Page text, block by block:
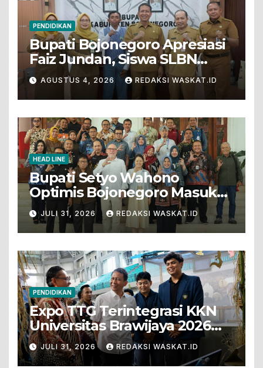
PENDIDIKAN
Bupati Bojonegoro Apresiasi
Faiz Jundan, Siswa SLBN
Gunungsari Baureno Masuk
LKS Diksus Tingkat Nasional
AGUSTUS 4, 2026 REDAKSI WASKAT.ID
HEAD LINE
Bupati Setyo Wahono
Optimis Bojonegoro Masuk
Unesco Global Geopark
JULI 31, 2026 REDAKSI WASKAT.ID
PENDIDIKAN
Expo TTG Terintegrasi KKN
Universitas Brawijaya 2026
Hadirkan Inovasi Peternakan
Untuk Bojonegoro
JULI 31, 2026 REDAKSI WASKAT.ID